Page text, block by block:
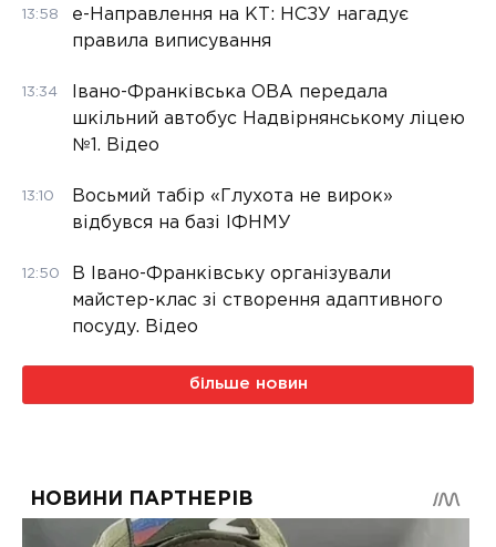
13:58
е-Направлення на КТ: НСЗУ нагадує
правила виписування
13:34
Івано-Франківська ОВА передала
шкільний автобус Надвірнянському ліцею
№1. Відео
13:10
Восьмий табір «Глухота не вирок»
відбувся на базі ІФНМУ
12:50
В Івано-Франківську організували
майстер-клас зі створення адаптивного
посуду. Відео
більше новин